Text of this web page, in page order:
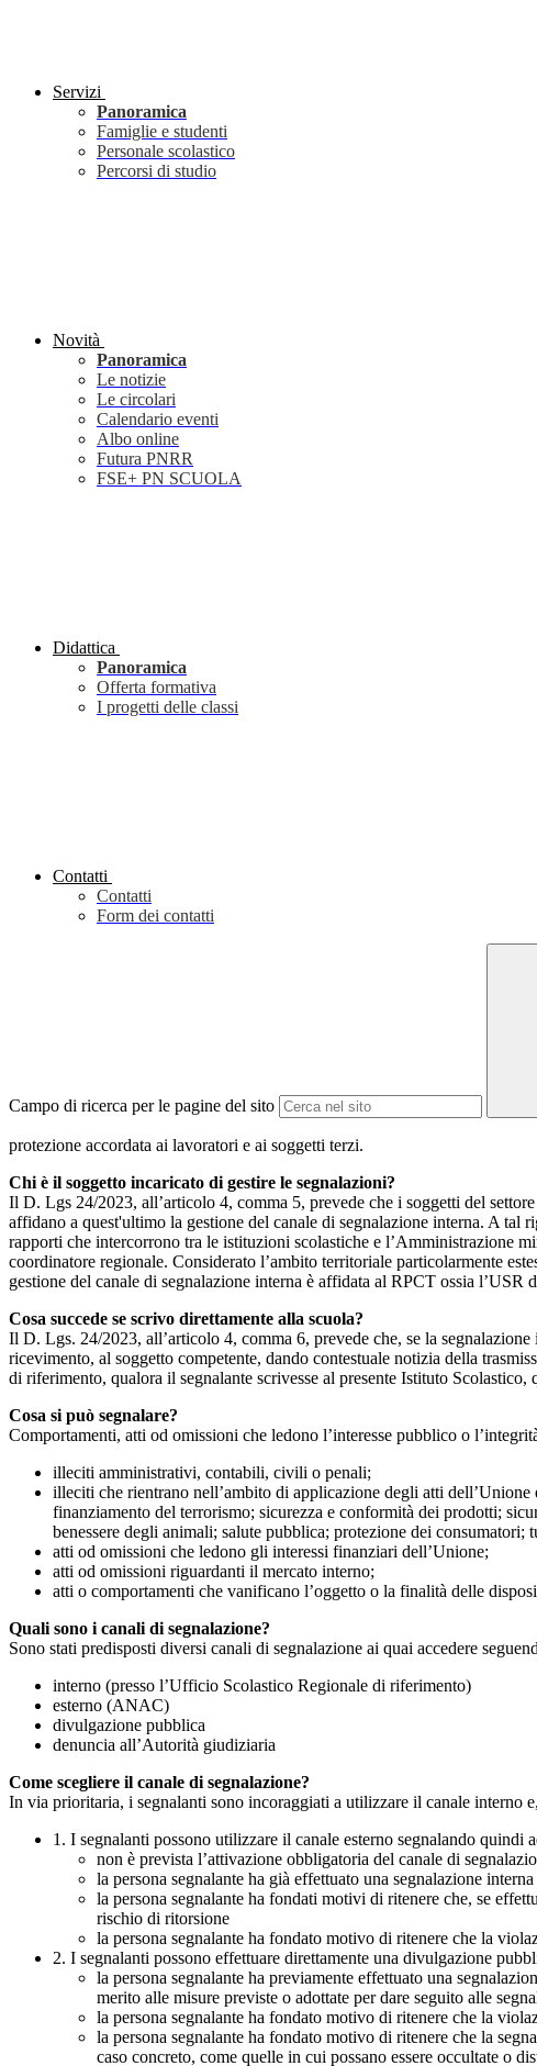
Servizi
Panoramica
Famiglie e studenti
Personale scolastico
Percorsi di studio
Novità
Panoramica
Le notizie
Le circolari
Calendario eventi
Albo online
Futura PNRR
FSE+ PN SCUOLA
Didattica
Panoramica
Offerta formativa
I progetti delle classi
Contatti
Contatti
Form dei contatti
Campo di ricerca per le pagine del sito
protezione accordata ai lavoratori e ai soggetti terzi.
Chi è il soggetto incaricato di gestire le segnalazioni?
Il D. Lgs 24/2023, all’articolo 4, comma 5, prevede che i soggetti del
affidano a quest'ultimo la gestione del canale di segnalazione interna. A
rapporti che intercorrono tra le istituzioni scolastiche e l’Amministrazione
coordinatore regionale. Considerato l’ambito territoriale particolarmente
gestione del canale di segnalazione interna è affidata al RPCT ossia l’USR
Cosa succede se scrivo direttamente alla scuola?
Il D. Lgs. 24/2023, all’articolo 4, comma 6, prevede che, se la
ricevimento, al soggetto competente, dando contestuale notizia della
di riferimento, qualora il segnalante scrivesse al presente Istituto
Cosa si può segnalare?
Comportamenti, atti od omissioni che ledono l’interesse pubblico o
illeciti amministrativi, contabili, civili o penali;
illeciti che rientrano nell’ambito di applicazione degli atti
finanziamento del terrorismo; sicurezza e conformità dei prodotti;
benessere degli animali; salute pubblica; protezione dei
atti od omissioni che ledono gli interessi finanziari dell’Unione;
atti od omissioni riguardanti il mercato interno;
atti o comportamenti che vanificano l’oggetto o la finalità delle
Quali sono i canali di segnalazione?
Sono stati predisposti diversi canali di segnalazione ai quai accedere
interno (presso l’Ufficio Scolastico Regionale di riferimento)
esterno (ANAC)
divulgazione pubblica
denuncia all’Autorità giudiziaria
Come scegliere il canale di segnalazione?
In via prioritaria, i segnalanti sono incoraggiati a utilizzare il canale interno
1. I segnalanti possono utilizzare il canale esterno segnalando quindi
non è prevista l’attivazione obbligatoria del canale di
la persona segnalante ha già effettuato una segnalazione
la persona segnalante ha fondati motivi di ritenere che, se
rischio di ritorsione
la persona segnalante ha fondato motivo di ritenere che la
2. I segnalanti possono effettuare direttamente una divulgazione
la persona segnalante ha previamente effettuato una
merito alle misure previste o adottate per dare seguito alle
la persona segnalante ha fondato motivo di ritenere che la
la persona segnalante ha fondato motivo di ritenere che la
caso concreto, come quelle in cui possano essere occultate o